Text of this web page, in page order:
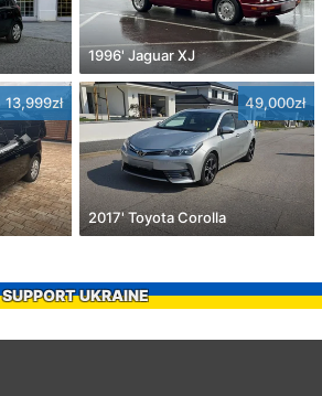
1996' Jaguar XJ
13,999zł 49,000zł
2017' Toyota Corolla
SUPPORT UKRAINE